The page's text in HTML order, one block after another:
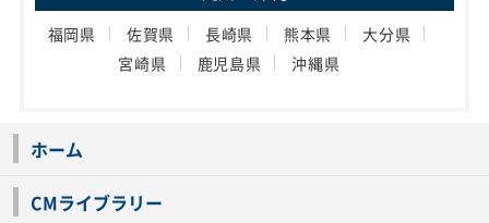
福岡県 佐賀県 長崎県 熊本県
大分県
宮崎県
鹿児島県 沖縄県
ホーム
CMライブラリー